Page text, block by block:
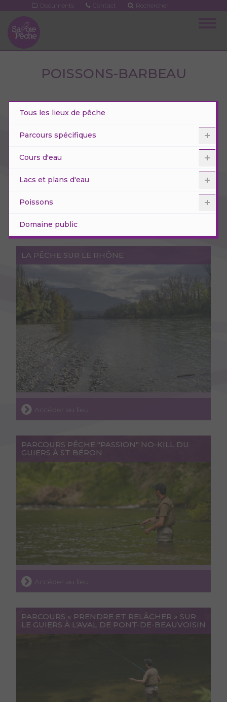
contenu
principal
Documents Contact Rechercher
POISSONS-BARBEAU
Tous les lieux de pêche
Parcours spécifiques
Cours d'eau
Lacs et plans d'eau
Poissons
Domaine public
LA PÊCHE SUR LE RHÔNE
Accéder au lieu
PARCOURS PÊCHE "PASSION" NO-KILL DU
GUIERS À ST BÉRON
Accéder au lieu
PARCOURS « PRENDRE ET RELÂCHER » SUR
LE GUIERS À L’AVAL DE PONT-DE-BEAUVOISIN